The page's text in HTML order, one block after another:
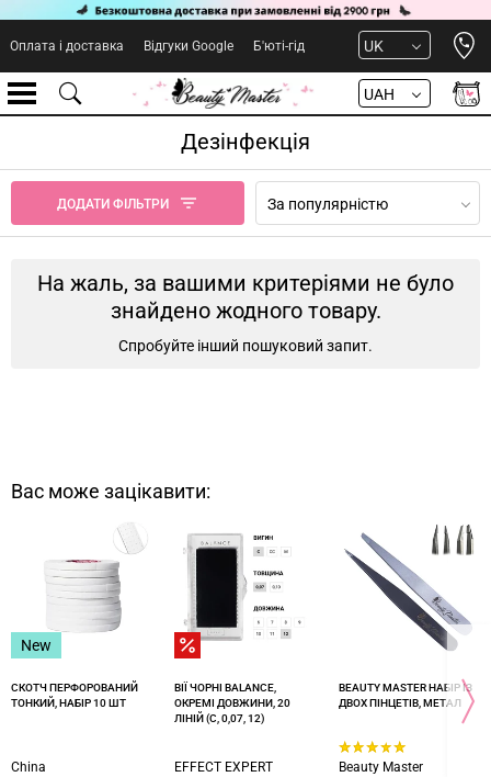
Оплата і доставка Відгуки Google Б'юті-гід UK
UAH
Дезінфекція
ДОДАТИ ФІЛЬТРИ За популярністю
На жаль, за вашими критеріями не було
знайдено жодного товару.
Спробуйте інший пошуковий запит.
Вас може зацікавити:
New
СКОТЧ ПЕРФОРОВАНИЙ
ТОНКИЙ, НАБІР 10 ШТ
China
ВІЇ ЧОРНІ BALANCE,
ОКРЕМІ ДОВЖИНИ, 20
ЛІНІЙ (С, 0,07, 12)
EFFECT EXPERT
BEAUTY MASTER НАБІР ІЗ
ДВОХ ПІНЦЕТІВ, МЕТАЛ
Beauty Master